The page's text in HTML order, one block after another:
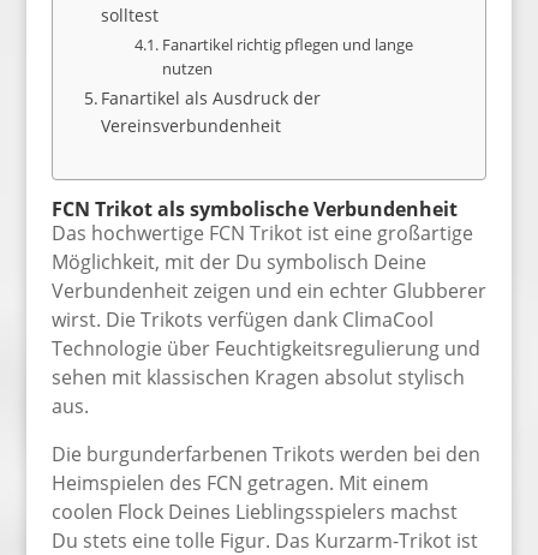
solltest
Fanartikel richtig pflegen und lange
nutzen
Fanartikel als Ausdruck der
Vereinsverbundenheit
FCN Trikot als symbolische Verbundenheit
Das hochwertige FCN Trikot ist eine großartige
Möglichkeit, mit der Du symbolisch Deine
Verbundenheit zeigen und ein echter Glubberer
wirst. Die Trikots verfügen dank ClimaCool
Technologie über Feuchtigkeitsregulierung und
sehen mit klassischen Kragen absolut stylisch
aus.
Die burgunderfarbenen Trikots werden bei den
Heimspielen des FCN getragen. Mit einem
coolen Flock Deines Lieblingsspielers machst
Du stets eine tolle Figur. Das Kurzarm-Trikot ist